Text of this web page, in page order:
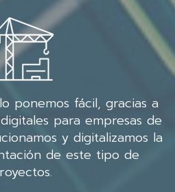
ponemos fácil, gracias a
para empresas de
y digitalizamos la
de este tipo de